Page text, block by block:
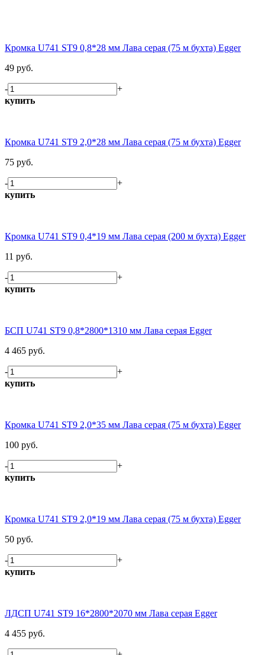
Кромка U741 ST9 0,8*28 мм Лава серая (75 м бухта) Egger
49 руб.
-
+
купить
Кромка U741 ST9 2,0*28 мм Лава серая (75 м бухта) Egger
75 руб.
-
+
купить
Кромка U741 ST9 0,4*19 мм Лава серая (200 м бухта) Egger
11 руб.
-
+
купить
БСП U741 ST9 0,8*2800*1310 мм Лава серая Egger
4 465 руб.
-
+
купить
Кромка U741 ST9 2,0*35 мм Лава серая (75 м бухта) Egger
100 руб.
-
+
купить
Кромка U741 ST9 2,0*19 мм Лава серая (75 м бухта) Egger
50 руб.
-
+
купить
ЛДСП U741 ST9 16*2800*2070 мм Лава серая Egger
4 455 руб.